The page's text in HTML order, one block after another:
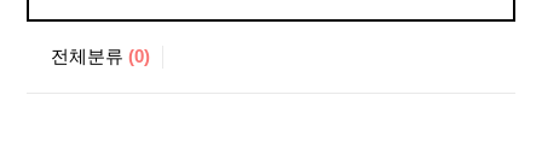
전체분류(0)